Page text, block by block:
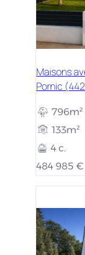
Maisons
Pornic
796m²
133m²
4 c.
484 985 €